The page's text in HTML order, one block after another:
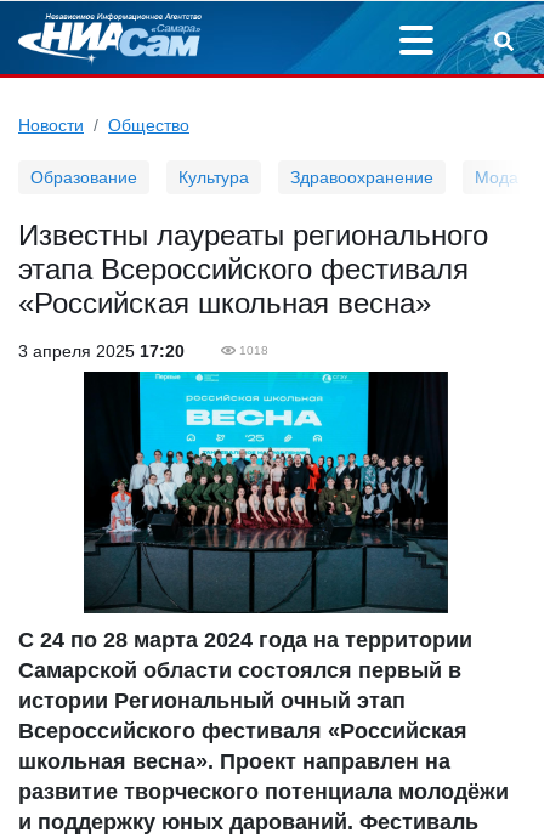
Новости Общество
Образование Культура Здравоохранение Мода
Известны лауреаты регионального
этапа Всероссийского фестиваля
«Российская школьная весна»
3 апреля 2025 17:20 1018
С 24 по 28 марта 2024 года на территории
Самарской области состоялся первый в
истории Региональный очный этап
Всероссийского фестиваля «Российская
школьная весна». Проект направлен на
развитие творческого потенциала молодёжи
и поддержку юных дарований. Фестиваль